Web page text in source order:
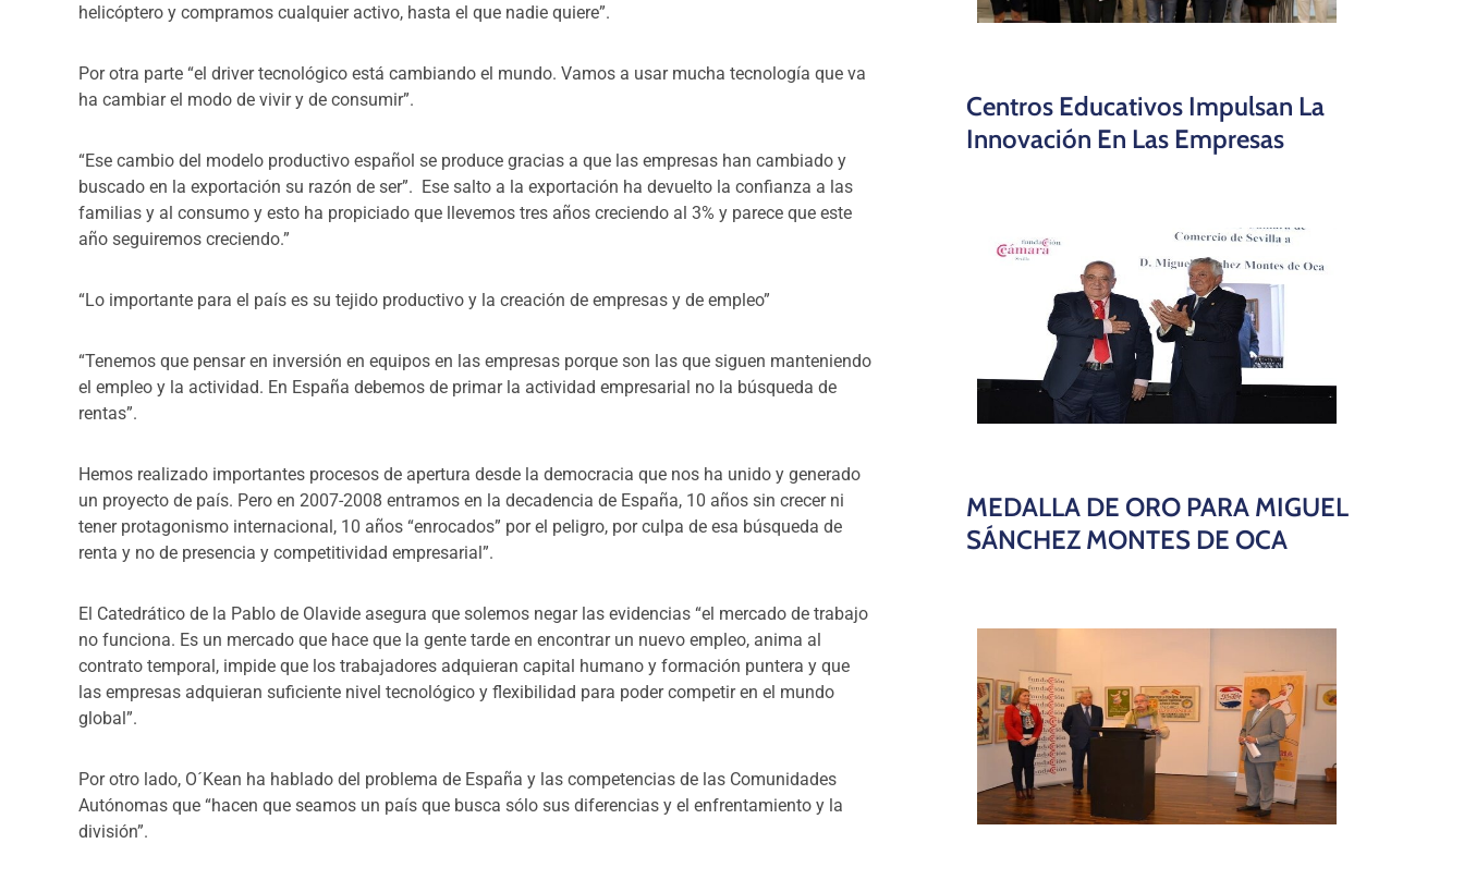
helicóptero y compramos cualquier activo, hasta el que nadie quiere”.
Por otra parte “el driver tecnológico está cambiando el mundo. Vamos a usar mucha tecnología que va
ha cambiar el modo de vivir y de consumir”.
“Ese cambio del modelo productivo español se produce gracias a que las empresas han cambiado y
buscado en la exportación su razón de ser”. Ese salto a la exportación ha devuelto la confianza a las
familias y al consumo y esto ha propiciado que llevemos tres años creciendo al 3% y parece que este
año seguiremos creciendo.”
“Lo importante para el país es su tejido productivo y la creación de empresas y de empleo”
“Tenemos que pensar en inversión en equipos en las empresas porque son las que siguen manteniendo
el empleo y la actividad. En España debemos de primar la actividad empresarial no la búsqueda de
rentas”.
Hemos realizado importantes procesos de apertura desde la democracia que nos ha unido y generado
un proyecto de país. Pero en 2007-2008 entramos en la decadencia de España, 10 años sin crecer ni
tener protagonismo internacional, 10 años “enrocados” por el peligro, por culpa de esa búsqueda de
renta y no de presencia y competitividad empresarial”.
El Catedrático de la Pablo de Olavide asegura que solemos negar las evidencias “el mercado de trabajo
no funciona. Es un mercado que hace que la gente tarde en encontrar un nuevo empleo, anima al
contrato temporal, impide que los trabajadores adquieran capital humano y formación puntera y que
las empresas adquieran suficiente nivel tecnológico y flexibilidad para poder competir en el mundo
global”.
Por otro lado, O´Kean ha hablado del problema de España y las competencias de las Comunidades
Autónomas que “hacen que seamos un país que busca sólo sus diferencias y el enfrentamiento y la
división”.
Centros Educativos Impulsan La
Innovación En Las Empresas
MEDALLA DE ORO PARA MIGUEL
SÁNCHEZ MONTES DE OCA